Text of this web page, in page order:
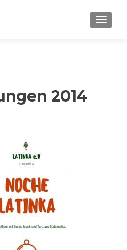
MENU
2014